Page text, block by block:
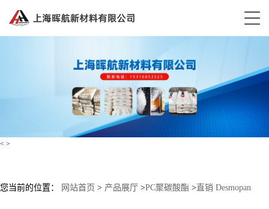
< >
您当前的位置： 网站首页 > 产品展厅 >PC聚碳酸酯 >直销 Desmopan